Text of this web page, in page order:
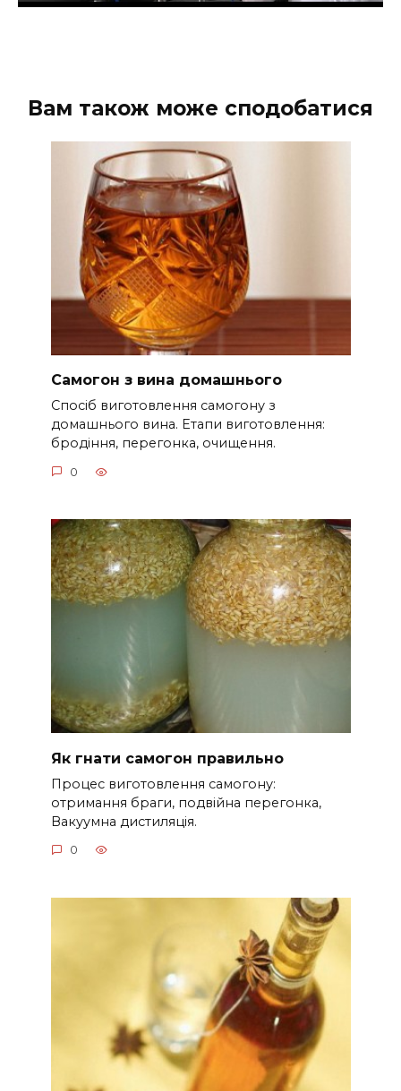
Вам також може сподобатися
Самогон з вина домашнього
Спосіб виготовлення самогону з
домашнього вина. Етапи виготовлення:
бродіння, перегонка, очищення.
0
Як гнати самогон правильно
Процес виготовлення самогону:
отримання браги, подвійна перегонка,
Вакуумна дистиляція.
0